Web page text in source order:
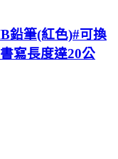
鉛筆(紅色)#可換
寫長度達20公